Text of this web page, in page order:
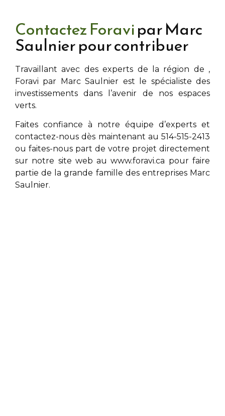
Contactez Foravipar Marc
Saulnier pour contribuer
Travaillant avec des experts de la région de ,
Foravi par Marc Saulnier est le spécialiste des
investissements dans l’avenir de nos espaces
verts.
Faites confiance à notre équipe d’experts et
contactez-nous dès maintenant au 514-515-2413
ou faites-nous part de votre projet directement
sur notre site web auwww.foravi.ca pour faire
partie de la grande famille des entreprises Marc
Saulnier.